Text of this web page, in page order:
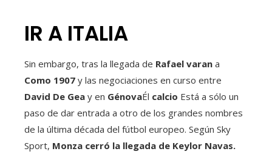
IR A ITALIA
Sin embargo, tras la llegada de Rafael varan a
Como 1907 y las negociaciones en curso entre
David De Gea y en GénovaÉl calcio Está a sólo un
paso de dar entrada a otro de los grandes nombres
de la última década del fútbol europeo. Según Sky
Sport, Monza cerró la llegada de Keylor Navas.